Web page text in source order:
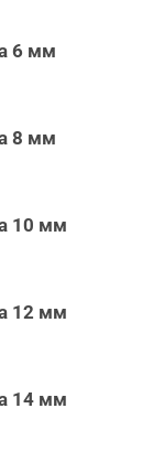
6 мм
8 мм
10 мм
12 мм
14 мм